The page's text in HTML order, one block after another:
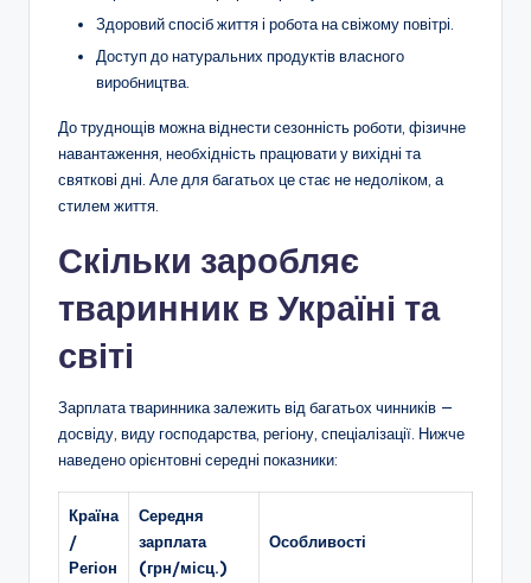
Здоровий спосіб життя і робота на свіжому повітрі.
Доступ до натуральних продуктів власного
виробництва.
До труднощів можна віднести сезонність роботи, фізичне
навантаження, необхідність працювати у вихідні та
святкові дні. Але для багатьох це стає не недоліком, а
стилем життя.
Скільки заробляє
тваринник в Україні та
світі
Зарплата тваринника залежить від багатьох чинників —
досвіду, виду господарства, регіону, спеціалізації. Нижче
наведено орієнтовні середні показники:
Країна
/
Регіон
Середня
зарплата
(грн/місц.)
Особливості